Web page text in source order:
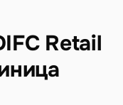
Retail